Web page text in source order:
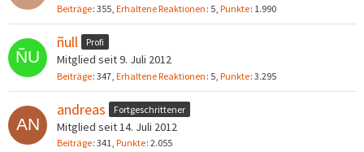
Beiträge 355 Erhaltene Reaktionen 5 Punkte 1.990
ñull Profi
Mitglied seit 9. Juli 2012
Beiträge 347 Erhaltene Reaktionen 5 Punkte 3.295
andreas Fortgeschrittener
Mitglied seit 14. Juli 2012
Beiträge 341 Punkte 2.055